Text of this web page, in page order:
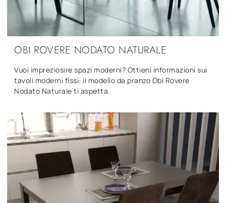
OBI ROVERE NODATO NATURALE
Vuoi impreziosire spazi moderni? Ottieni informazioni sui
tavoli moderni fissi: il modello da pranzo Obi Rovere
Nodato Naturale ti aspetta.